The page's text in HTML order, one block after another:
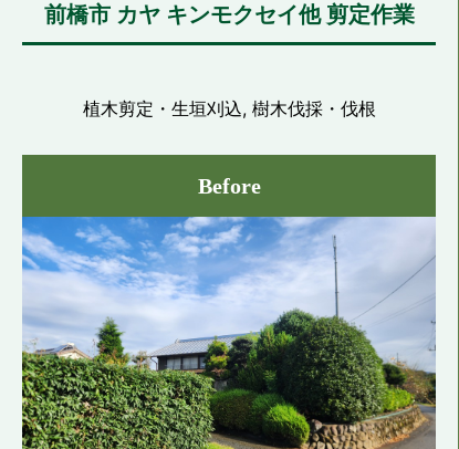
前橋市 カヤ キンモクセイ他 剪定作業
植木剪定・生垣刈込, 樹木伐採・伐根
Before